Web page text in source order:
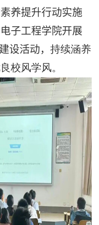
养提升行动实施
子工程学院开展
设活动， 持续涵养
校风学风。